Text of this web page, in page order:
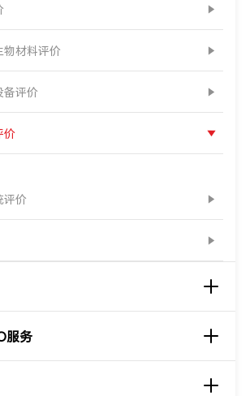
物材料评价
备评价
价
评价
服务